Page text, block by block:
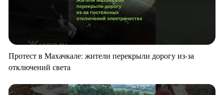
Протест в Махачкале: жители перекрыли дорогу из-за
отключений света